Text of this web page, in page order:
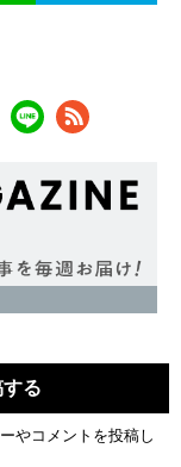
る
やコメントを投稿し